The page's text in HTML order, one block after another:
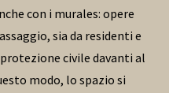
con i murales: opere
sia da residenti e
civile davanti al
modo, lo spazio si